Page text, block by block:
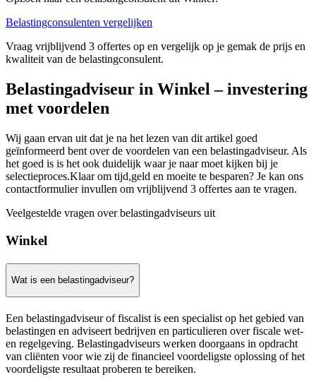
Belastingconsulenten vergelijken
Vraag vrijblijvend 3 offertes op en vergelijk op je gemak de prijs en
kwaliteit van de belastingconsulent.
Belastingadviseur in Winkel – investering
met voordelen
Wij gaan ervan uit dat je na het lezen van dit artikel goed
geïnformeerd bent over de voordelen van een belastingadviseur. Als
het goed is is het ook duidelijk waar je naar moet kijken bij je
selectieproces.Klaar om tijd,geld en moeite te besparen? Je kan ons
contactformulier invullen om vrijblijvend 3 offertes aan te vragen.
Veelgestelde vragen over belastingadviseurs uit
Winkel
Wat is een belastingadviseur?
Een belastingadviseur of fiscalist is een specialist op het gebied van
belastingen en adviseert bedrijven en particulieren over fiscale wet-
en regelgeving. Belastingadviseurs werken doorgaans in opdracht
van cliënten voor wie zij de financieel voordeligste oplossing of het
voordeligste resultaat proberen te bereiken.